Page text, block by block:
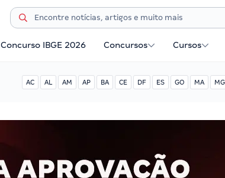
Concurso IBGE 2026 Concursos Cursos
AC AL AM AP BA CE DF ES GO MA MG